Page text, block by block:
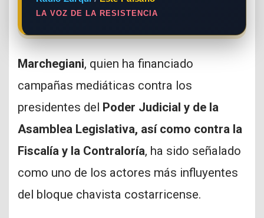
LA VOZ DE LA RESISTENCIA
Marchegiani, quien ha financiado
campañas mediáticas contra los
presidentes del Poder Judicial y de la
Asamblea Legislativa, así como contra la
Fiscalía y la Contraloría, ha sido señalado
como uno de los actores más influyentes
del bloque chavista costarricense.